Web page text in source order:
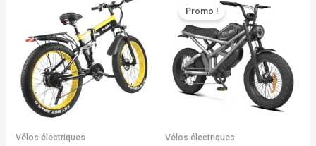
Vélos électriques
Promo !
Vélos électriques